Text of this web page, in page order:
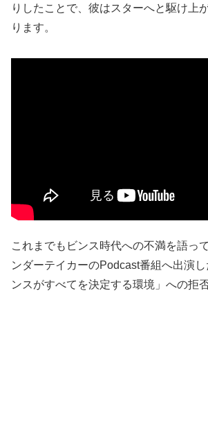
りしたことで、彼はスターへと駆け上
ります。
これまでもビンス時代への不満を語っ
ンダーテイカーのPodcast番組へ出演
ンスがすべてを決定する環境」への拒